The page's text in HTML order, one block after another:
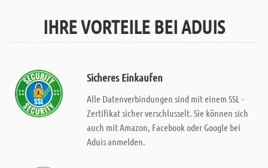
IHRE VORTEILE BEI ADUIS
Sicheres Einkaufen
Alle Datenverbindungen sind mit einem SSL -
Zertifikat sicher verschlusselt. Sie können sich
auch mit Amazon, Facebook oder Google bei
Aduis anmelden.